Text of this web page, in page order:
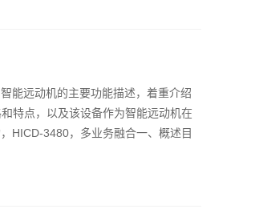
能远动机的主要功能描述，着重介绍
特点，以及该设备作为智能远动机在
HICD-3480，多业务融合一、概述目